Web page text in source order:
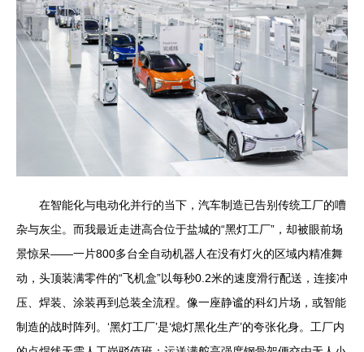
在智能化与电动化并行的当下，汽车制造已告别传统工厂的嘈
杂与灰尘。而我最近走进高合位于盐城的“黑灯工厂”，却被眼前场
景惊呆——一片800多台全自动机器人在没有灯火的区域内精准舞
动，头顶装满零件的“飞机盒”以每秒0.2米的速度滑行配送，连接冲
压、焊装、涂装再到总装全流程。像一座静谧的科幻片场，或智能
制造的战时阵列。‘黑灯工厂’是‘熄灯黑化生产’的夸张化身。工厂内